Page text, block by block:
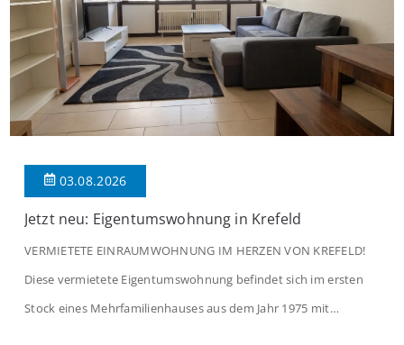
03.08.2026
Jetzt neu: Eigentumswohnung in Krefeld
VERMIETETE EINRAUMWOHNUNG IM HERZEN VON KREFELD!
Diese vermietete Eigentumswohnung befindet sich im ersten
Stock eines Mehrfamilienhauses aus dem Jahr 1975 mit